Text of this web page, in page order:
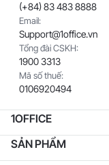
(+84) 83 483 8888
Email:
Support@1office.vn
Tổng đài CSKH:
1900 3313
Mã số thuế:
0106920494
1OFFICE
SẢN PHẨM